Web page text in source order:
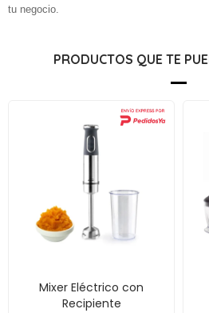
tu negocio.
PRODUCTOS QUE TE
Mixer Eléctrico con
Recipiente